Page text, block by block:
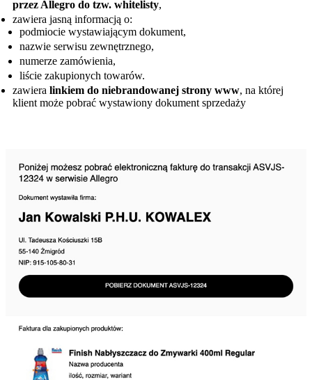
przez Allegro do tzw. whitelisty,
zawiera jasną informacją o:
podmiocie wystawiającym dokument,
nazwie serwisu zewnętrznego,
numerze zamówienia,
liście zakupionych towarów.
zawiera linkiem do niebrandowanej strony www, na której
klient może pobrać wystawiony dokument sprzedaży